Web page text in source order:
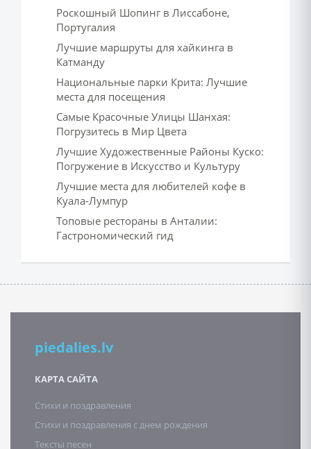
Роскошный Шопинг в Лиссабоне,
Португалия
Лучшие маршруты для хайкинга в
Катманду
Национальные парки Крита: Лучшие
места для посещения
Самые Красочные Улицы Шанхая:
Погрузитесь в Мир Цвета
Лучшие Художественные Районы Куско:
Погружение в Искусство и Культуру
Лучшие места для любителей кофе в
Куала-Лумпур
Топовые рестораны в Анталии:
Гастрономический гид
piedalies.lv
КАРТА САЙТА
Стихи и поздравления
Стихи и поздравления с днем рождения
Тексты песен